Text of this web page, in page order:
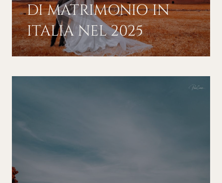
DI MATRIMONIO IN
ITALIA NEL 2025